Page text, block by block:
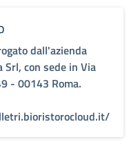
dall'azienda
Srl, con sede in Via
- 00143 Roma.